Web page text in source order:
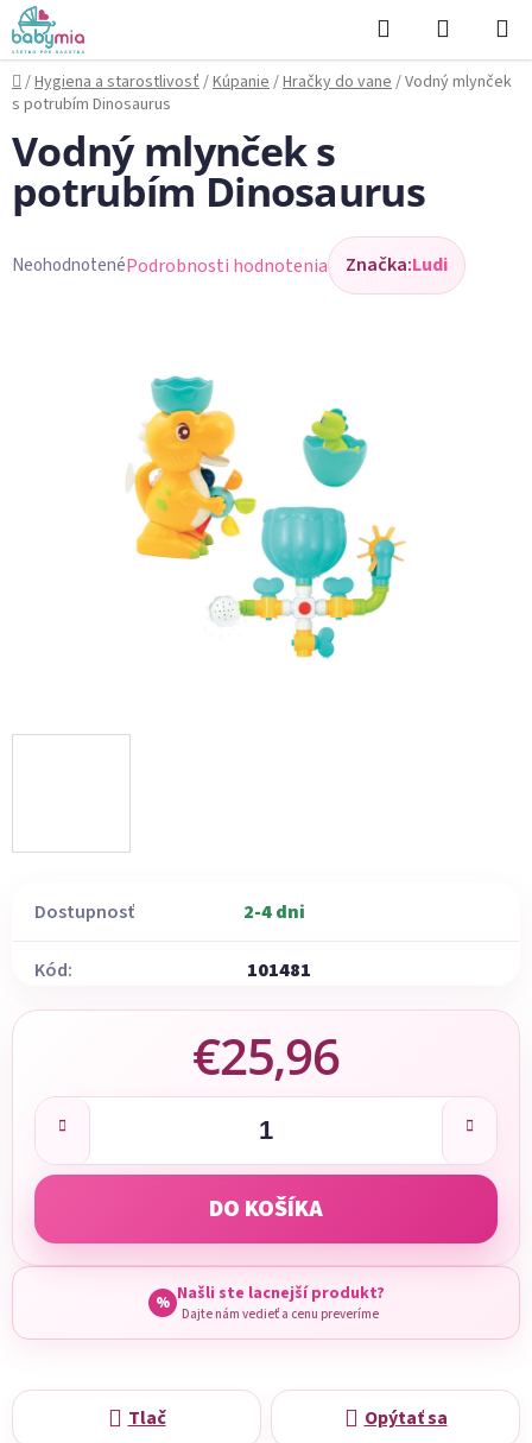
Prejsť
na
obsah
Hľadať
KOŠÍK
Domov
/Hygiena a starostlivosť/Kúpanie/Hračky do vane/Vodný mlynček
s potrubím Dinosaurus
Dostupnosť 2-4 dni
Kód: 101481
€25,96
Jednotková cena:
DO KOŠÍKA
% Našli ste lacnejší produkt?
Dajte nám vedieť a cenu preveríme
Tlač Opýtať sa
Vodný mlynček s
potrubím Dinosaurus
Priemerné
NeohodnotenéPodrobnosti hodnotenia Značka:Ludi